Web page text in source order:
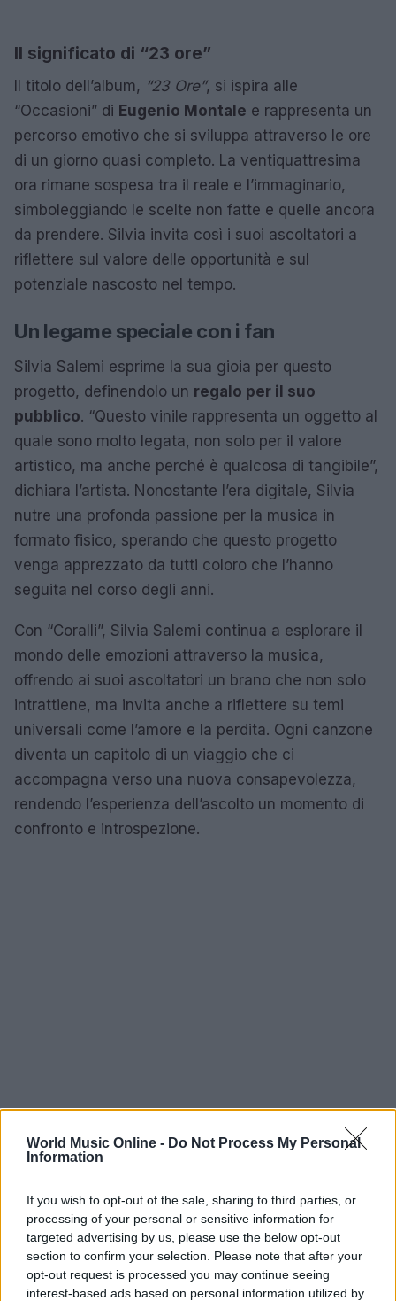
World Music Online - Do Not Process My Personal
Information
If you wish to opt-out of the sale, sharing to third parties, or
processing of your personal or sensitive information for
targeted advertising by us, please use the below opt-out
section to confirm your selection. Please note that after your
opt-out request is processed you may continue seeing
interest-based ads based on personal information utilized by
Il significato di “23 ore”
Il titolo dell’album, “23 Ore”, si ispira alle
“Occasioni” di Eugenio Montale e rappresenta un
percorso emotivo che si sviluppa attraverso le ore
di un giorno quasi completo. La ventiquattresima
ora rimane sospesa tra il reale e l’immaginario,
simboleggiando le scelte non fatte e quelle ancora
da prendere. Silvia invita così i suoi ascoltatori a
riflettere sul valore delle opportunità e sul
potenziale nascosto nel tempo.
Un legame speciale con i fan
Silvia Salemi esprime la sua gioia per questo
progetto, definendolo un regalo per il suo
pubblico. “Questo vinile rappresenta un oggetto al
quale sono molto legata, non solo per il valore
artistico, ma anche perché è qualcosa di tangibile”,
dichiara l’artista. Nonostante l’era digitale, Silvia
nutre una profonda passione per la musica in
formato fisico, sperando che questo progetto
venga apprezzato da tutti coloro che l’hanno
seguita nel corso degli anni.
Con “Coralli”, Silvia Salemi continua a esplorare il
mondo delle emozioni attraverso la musica,
offrendo ai suoi ascoltatori un brano che non solo
intrattiene, ma invita anche a riflettere su temi
universali come l’amore e la perdita. Ogni canzone
diventa un capitolo di un viaggio che ci
accompagna verso una nuova consapevolezza,
rendendo l’esperienza dell’ascolto un momento di
confronto e introspezione.
AUTORE
Redazione